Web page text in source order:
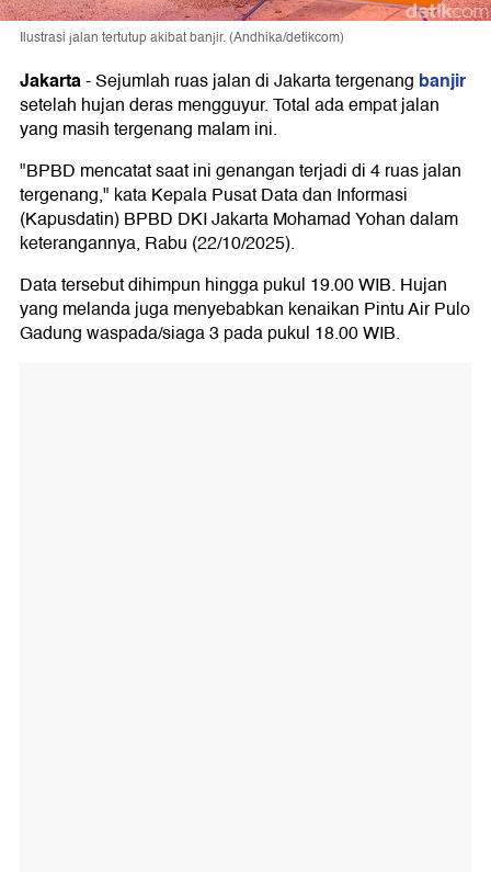
Ilustrasi jalan tertutup akibat banjir. (Andhika/detikcom)
Jakarta-Sejumlah ruas jalan di Jakarta tergenang banjir
setelah hujan deras mengguyur. Total ada empat jalan
yang masih tergenang malam ini.
"BPBD mencatat saat ini genangan terjadi di 4 ruas jalan
tergenang," kata Kepala Pusat Data dan Informasi
(Kapusdatin) BPBD DKI Jakarta Mohamad Yohan dalam
keterangannya, Rabu (22/10/2025).
Data tersebut dihimpun hingga pukul 19.00 WIB. Hujan
yang melanda juga menyebabkan kenaikan Pintu Air Pulo
Gadung waspada/siaga 3 pada pukul 18.00 WIB.